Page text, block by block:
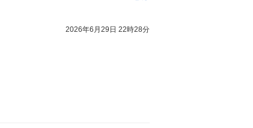
2026年6月29日 22時28分